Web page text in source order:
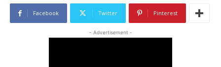
Facebook Twitter Pinterest
- Advertisement -